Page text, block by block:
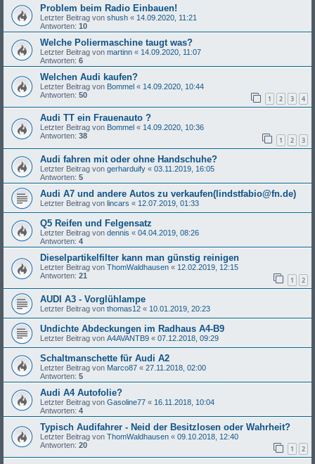
Problem beim Radio Einbauen!
Letzter Beitrag von shush « 14.09.2020, 11:21
Antworten: 10
Welche Poliermaschine taugt was?
Letzter Beitrag von martinn « 14.09.2020, 11:07
Antworten: 6
Welchen Audi kaufen?
Letzter Beitrag von Bommel « 14.09.2020, 10:44
Antworten: 50 1 2 3 4
Audi TT ein Frauenauto ?
Letzter Beitrag von Bommel « 14.09.2020, 10:36
Antworten: 38 1 2 3
Audi fahren mit oder ohne Handschuhe?
Letzter Beitrag von gerharduify « 03.11.2019, 16:05
Antworten: 5
Audi A7 und andere Autos zu verkaufen(lindstfabio@fn.de)
Letzter Beitrag von lincars « 12.07.2019, 01:33
Q5 Reifen und Felgensatz
Letzter Beitrag von dennis « 04.04.2019, 08:26
Antworten: 4
Dieselpartikelfilter kann man günstig reinigen
Letzter Beitrag von ThomWaldhausen « 12.02.2019, 12:15
Antworten: 21 1 2
AUDI A3 - Vorglühlampe
Letzter Beitrag von thomas12 « 10.01.2019, 20:23
Undichte Abdeckungen im Radhaus A4-B9
Letzter Beitrag von A4AVANTB9 « 07.12.2018, 09:29
Schaltmanschette für Audi A2
Letzter Beitrag von Marco87 « 27.11.2018, 02:00
Antworten: 5
Audi A4 Autofolie?
Letzter Beitrag von Gasoline77 « 16.11.2018, 10:04
Antworten: 4
Typisch Audifahrer - Neid der Besitzlosen oder Wahrheit?
Letzter Beitrag von ThomWaldhausen « 09.10.2018, 12:40
Antworten: 20 1 2